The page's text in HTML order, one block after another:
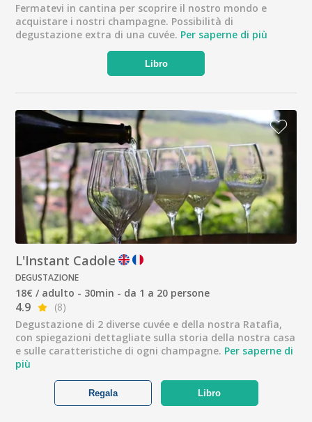
Fermatevi in cantina per scoprire il nostro mondo e
acquistare i nostri champagne. Possibilità di
degustazione extra di una cuvée. Per saperne di più
Libro
L'Instant Cadole
DEGUSTAZIONE
18€ / adulto - 30min - da 1 a 20 persone
4.9
(8)
Degustazione di 2 diverse cuvée e della nostra Ratafia,
con spiegazioni dettagliate sulla storia della nostra casa
e sulle caratteristiche di ogni champagne. Per saperne di
più
Libro
Regala